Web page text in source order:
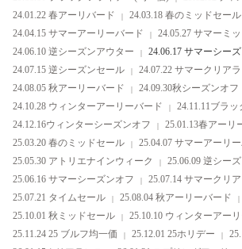
24.01.22 春アーリバード
24.03.18 春のミッドセール
24.04.15 サマーアーリーバード
24.05.27 サマーミ
24.06.10 逆シーズンアウター
24.06.17 サマーシー
24.07.15 逆シーズンセール
24.07.22 サマークリア
24.08.05 秋アーリーバード
24.09.30秋シーズンオフ
24.10.28 ウィンターアーリーバード
24.11.11ブラ
24.12.16ウィンターシーズンオフ
25.01.13春アーリ
25.03.20 春のミッドセール
25.04.07 サマーアーリ
25.05.30 アトリエナインウィーク
25.06.09 逆シー
25.06.16 サマーシーズンオフ
25.07.14 サマークリ
25.07.21 タイムセール
25.08.04 秋アーリーバード
25.10.01 秋ミッドセール
25.10.10 ウィンターアー
25.11.24 25 ブルフ均一価
25.12.01 25ホリデー